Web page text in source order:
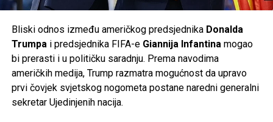
Volkswagen je ranije potvrdio da će do kraja decenije u
35.000biti u matičnom brendu Volkswagen, dok će
ostatak biti raspoređen na kompanije unutar grupacije,
uključujući AudiiPorsche. Do sada je više od37.000
zaposlenihveć prihvatilo programe dobrovoljnog odlaska
iz kompanije.
Bliski odnos između američkog predsjednika Donalda
Trumpa i predsjednika FIFA-e Giannija Infantina mogao
bi prerasti i u političku saradnju. Prema navodima
američkih medija, Trump razmatra mogućnost da upravo
prvi čovjek svjetskog nogometa postane naredni generalni
sekretar Ujedinjenih nacija.